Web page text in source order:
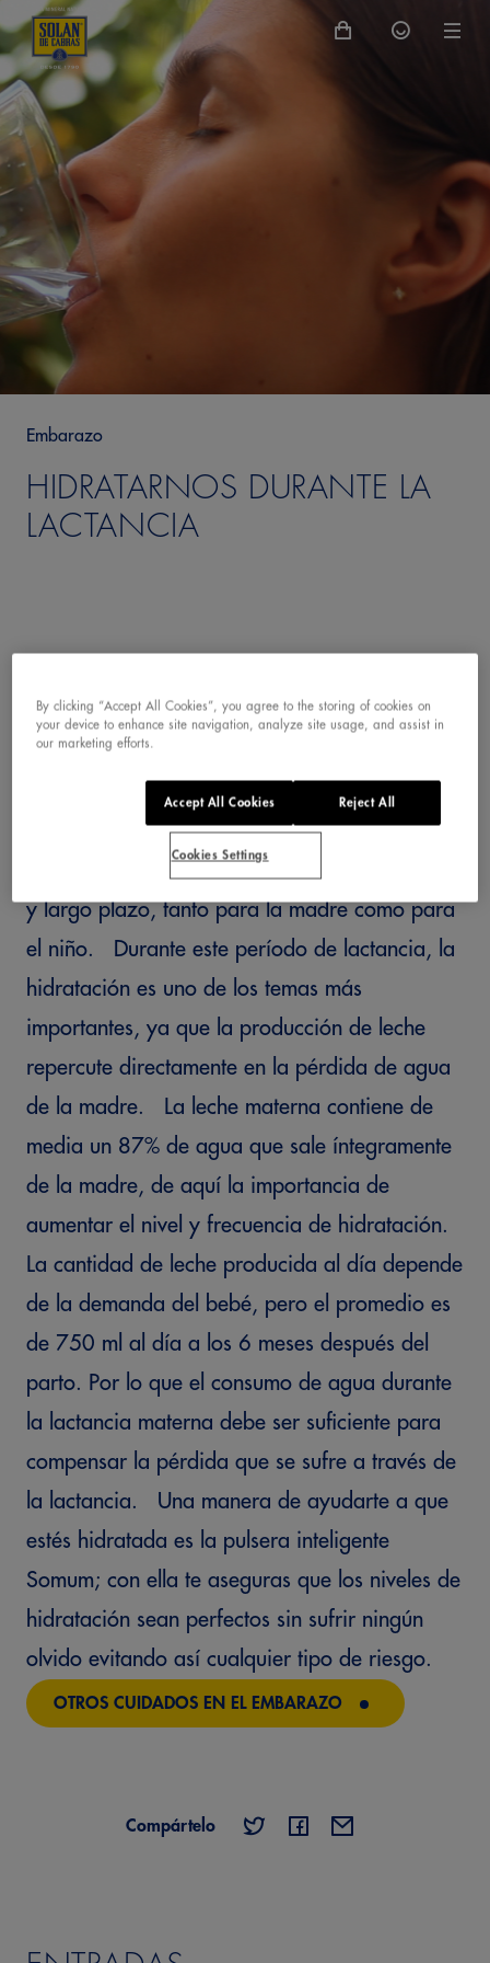
Embarazo
HIDRATARNOS DURANTE LA
LACTANCIA
La leche materna es, según los expertos, la
mejor nutrición para los bebés y se
recomienda darla siempre que sea posible
para la mamá, ya que tiene beneficios a corto
y largo plazo, tanto para la madre como para
el niño. Durante este período de lactancia, la
hidratación es uno de los temas más
importantes, ya que la producción de leche
repercute directamente en la pérdida de agua
de la madre. La leche materna contiene de
media un 87% de agua que sale íntegramente
de la madre, de aquí la importancia de
aumentar el nivel y frecuencia de hidratación.
La cantidad de leche producida al día depende
de la demanda del bebé, pero el promedio es
de 750 ml al día a los 6 meses después del
parto. Por lo que el consumo de agua durante
la lactancia materna debe ser suficiente para
compensar la pérdida que se sufre a través de
la lactancia. Una manera de ayudarte a que
estés hidratada es la pulsera inteligente
Somum; con ella te aseguras que los niveles de
hidratación sean perfectos sin sufrir ningún
olvido evitando así cualquier tipo de riesgo.
OTROS CUIDADOS EN EL EMBARAZO
Compártelo
By clicking “Accept All Cookies”, you agree to the storing of cookies on
your device to enhance site navigation, analyze site usage, and assist in
our marketing efforts.
Reject All
Accept All Cookies
Cookies Settings